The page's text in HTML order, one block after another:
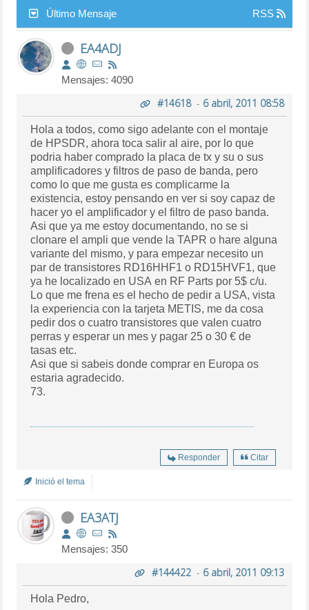
Último Mensaje RSS
EA4ADJ
Mensajes: 4090
#14618- 6 abril, 2011 08:58
Hola a todos, como sigo adelante con el montaje
de HPSDR, ahora toca salir al aire, por lo que
podria haber comprado la placa de tx y su o sus
amplificadores y filtros de paso de banda, pero
como lo que me gusta es complicarme la
existencia, estoy pensando en ver si soy capaz de
hacer yo el amplificador y el filtro de paso banda.
Asi que ya me estoy documentando, no se si
clonare el ampli que vende la TAPR o hare alguna
variante del mismo, y para empezar necesito un
par de transistores RD16HHF1 o RD15HVF1, que
ya he localizado en USA en RF Parts por 5$ c/u.
Lo que me frena es el hecho de pedir a USA, vista
la experiencia con la tarjeta METIS, me da cosa
pedir dos o cuatro transistores que valen cuatro
perras y esperar un mes y pagar 25 o 30 € de
tasas etc.
Asi que si sabeis donde comprar en Europa os
estaria agradecido.
73.
Responder Citar
Inició el tema
EA3ATJ
Mensajes: 350
#144422- 6 abril, 2011 09:13
Hola Pedro,